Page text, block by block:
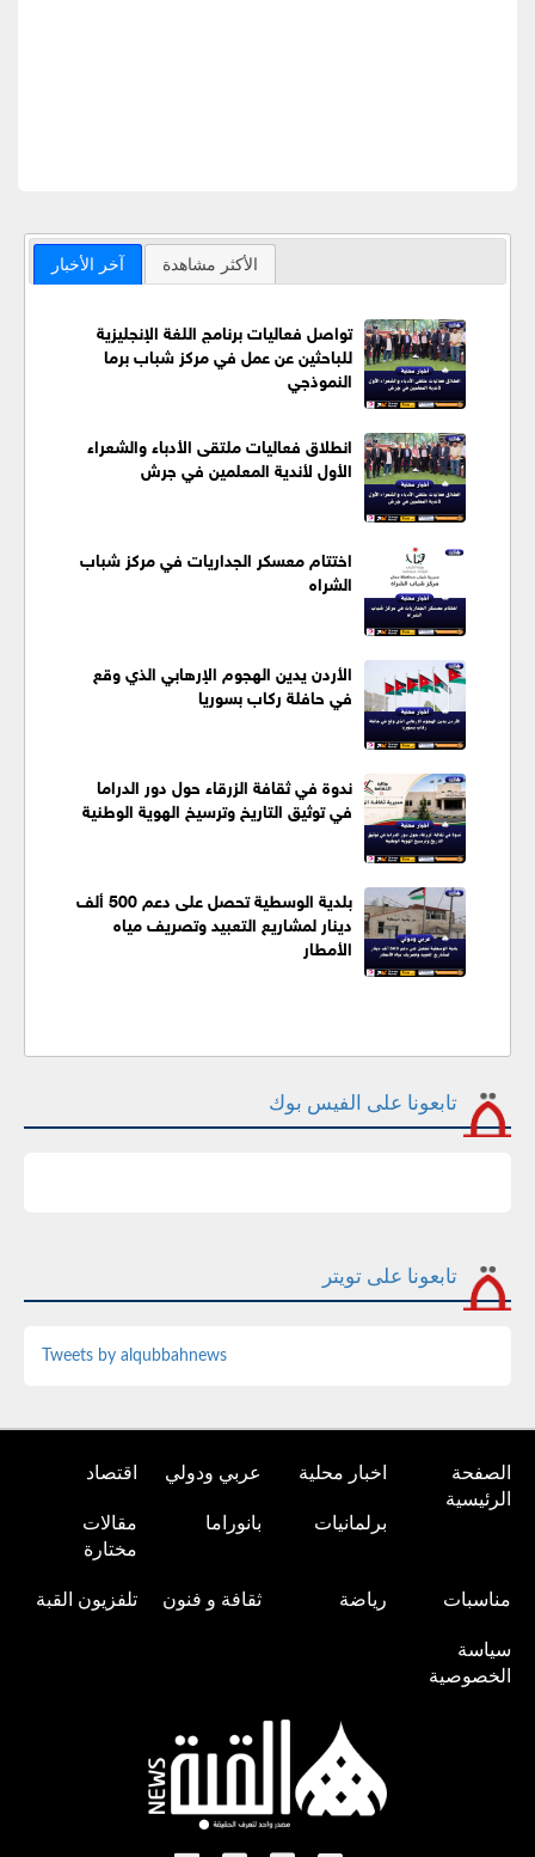
آخر الأخبار الأكثر مشاهدة
تواصل فعاليات برنامج اللغة الإنجليزية
للباحثين عن عمل في مركز شباب برما
النموذجي
انطلاق فعاليات ملتقى الأدباء والشعراء
الأول لأندية المعلمين في جرش
اختتام معسكر الجداريات في مركز شباب
الشراه
الأردن يدين الهجوم الإرهابي الذي وقع
في حافلة ركاب بسوريا
ندوة في ثقافة الزرقاء حول دور الدراما
في توثيق التاريخ وترسيخ الهوية الوطنية
بلدية الوسطية تحصل على دعم 500 ألف
دينار لمشاريع التعبيد وتصريف مياه
الأمطار
تابعونا على الفيس بوك
تابعونا على تويتر
Tweets by alqubbahnews
الصفحة
الرئيسية
اخبار محلية عربي ودولي اقتصاد
برلمانيات بانوراما
مقالات
مختارة
مناسبات رياضة ثقافة و فنون تلفزيون القبة
سياسة
الخصوصية